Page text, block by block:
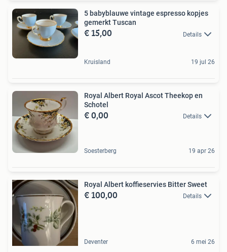
5 babyblauwe vintage espresso kopjes
gemerkt Tuscan
€ 15,00 Details
Kruisland 19 jul 26
Royal Albert Royal Ascot Theekop en
Schotel
€ 0,00 Details
Soesterberg 19 apr 26
Royal Albert koffieservies Bitter Sweet
€ 100,00 Details
Deventer 6 mei 26